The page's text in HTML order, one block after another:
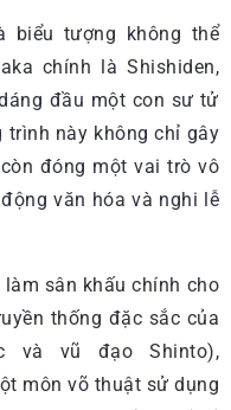
biểu tượng không thể
chính là Shishiden,
đầu một con sư tử
trình này không chỉ gây
đóng một vai trò vô
văn hóa và nghi lễ
sân khấu chính cho
thống đặc sắc của
và vũ đạo Shinto),
môn võ thuật sử dụng